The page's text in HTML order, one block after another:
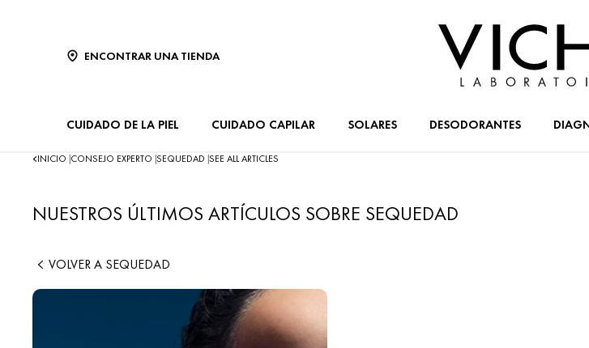
ENCONTRAR UNA TIENDA
CUIDADO DE LA PIEL CUIDADO CAPILAR SOLARES DESODORANTES
INICIO CONSEJO EXPERTO SEQUEDAD SEE ALL ARTICLES
NUESTROS ÚLTIMOS ARTÍCULOS SOBRE SEQUEDAD
VOLVER A SEQUEDAD